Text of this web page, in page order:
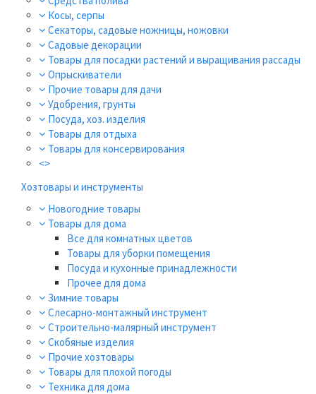
Косы, серпы
Секаторы, садовые ножницы, ножовки
Садовые декорации
Товары для посадки растений и выращивания рассады
Опрыскиватели
Прочие товары для дачи
Удобрения, грунты
Посуда, хоз. изделия
Товары для отдыха
Товары для консервирования
<>
Хозтовары и инструменты
Новогодние товары
Товары для дома
Все для комнатных цветов
Товары для уборки помещения
Посуда и кухонные принадлежности
Прочее для дома
Зимние товары
Слесарно-монтажный инструмент
Строительно-малярный инструмент
Скобяные изделия
Прочие хозтовары
Товары для плохой погоды
Техника для дома